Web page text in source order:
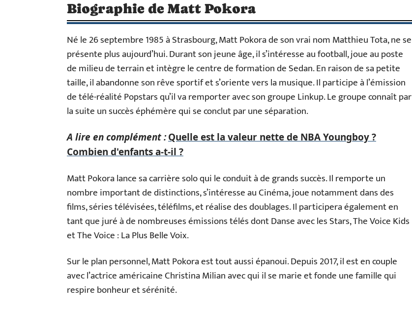
Biographie de Matt Pokora
Né le 26 septembre 1985 à Strasbourg, Matt Pokora de son vrai nom Matthieu Tota, ne se
présente plus aujourd’hui. Durant son jeune âge, il s’intéresse au football, joue au poste
de milieu de terrain et intègre le centre de formation de Sedan. En raison de sa petite
taille, il abandonne son rêve sportif et s’oriente vers la musique. Il participe à l’émission
de télé-réalité Popstars qu’il va remporter avec son groupe Linkup. Le groupe connaît par
la suite un succès éphémère qui se conclut par une séparation.
A lire en complément :Quelle est la valeur nette de NBA Youngboy ?
Combien d'enfants a-t-il ?
Matt Pokora lance sa carrière solo qui le conduit à de grands succès. Il remporte un
nombre important de distinctions, s’intéresse au Cinéma, joue notamment dans des
films, séries télévisées, téléfilms, et réalise des doublages. Il participera également en
tant que juré à de nombreuses émissions télés dont Danse avec les Stars, The Voice Kids
et The Voice : La Plus Belle Voix.
Sur le plan personnel, Matt Pokora est tout aussi épanoui. Depuis 2017, il est en couple
avec l’actrice américaine Christina Milian avec qui il se marie et fonde une famille qui
respire bonheur et sérénité.